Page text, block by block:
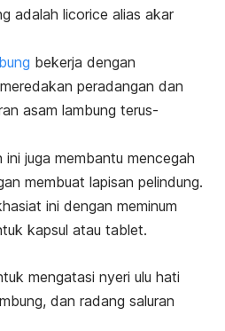
adalah licorice alias akar
bekerja dengan
peradangan dan
asam lambung terus-
juga membantu mencegah
membuat lapisan pelindung.
ini dengan meminum
kapsul atau tablet.
mengatasi nyeri ulu hati
dan radang saluran